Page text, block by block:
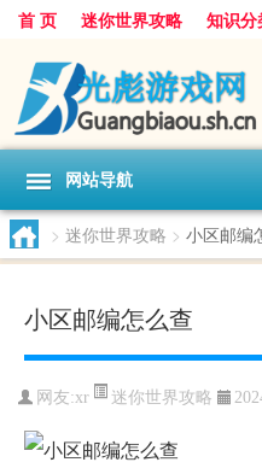
首 页 迷你世界攻略 知识分
网站导航
> 迷你世界攻略 > 小区邮编
小区邮编怎么查
网友:xr 迷你世界攻略